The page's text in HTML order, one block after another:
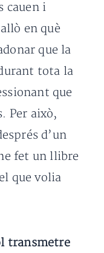
cauen i
en què
que la
tota la
que
Per això,
d’un
fet un llibre
que volia
transmetre